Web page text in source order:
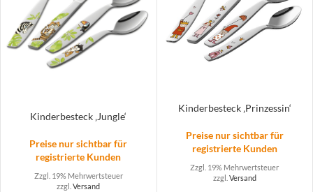
Kinderbesteck ‚Jungle‘
Preise nur sichtbar für
registrierte Kunden
Zzgl. 19% Mehrwertsteuer
zzgl.Versand
Kinderbesteck ‚Prinzessin‘
Preise nur sichtbar für
registrierte Kunden
Zzgl. 19% Mehrwertsteuer
zzgl. Versand